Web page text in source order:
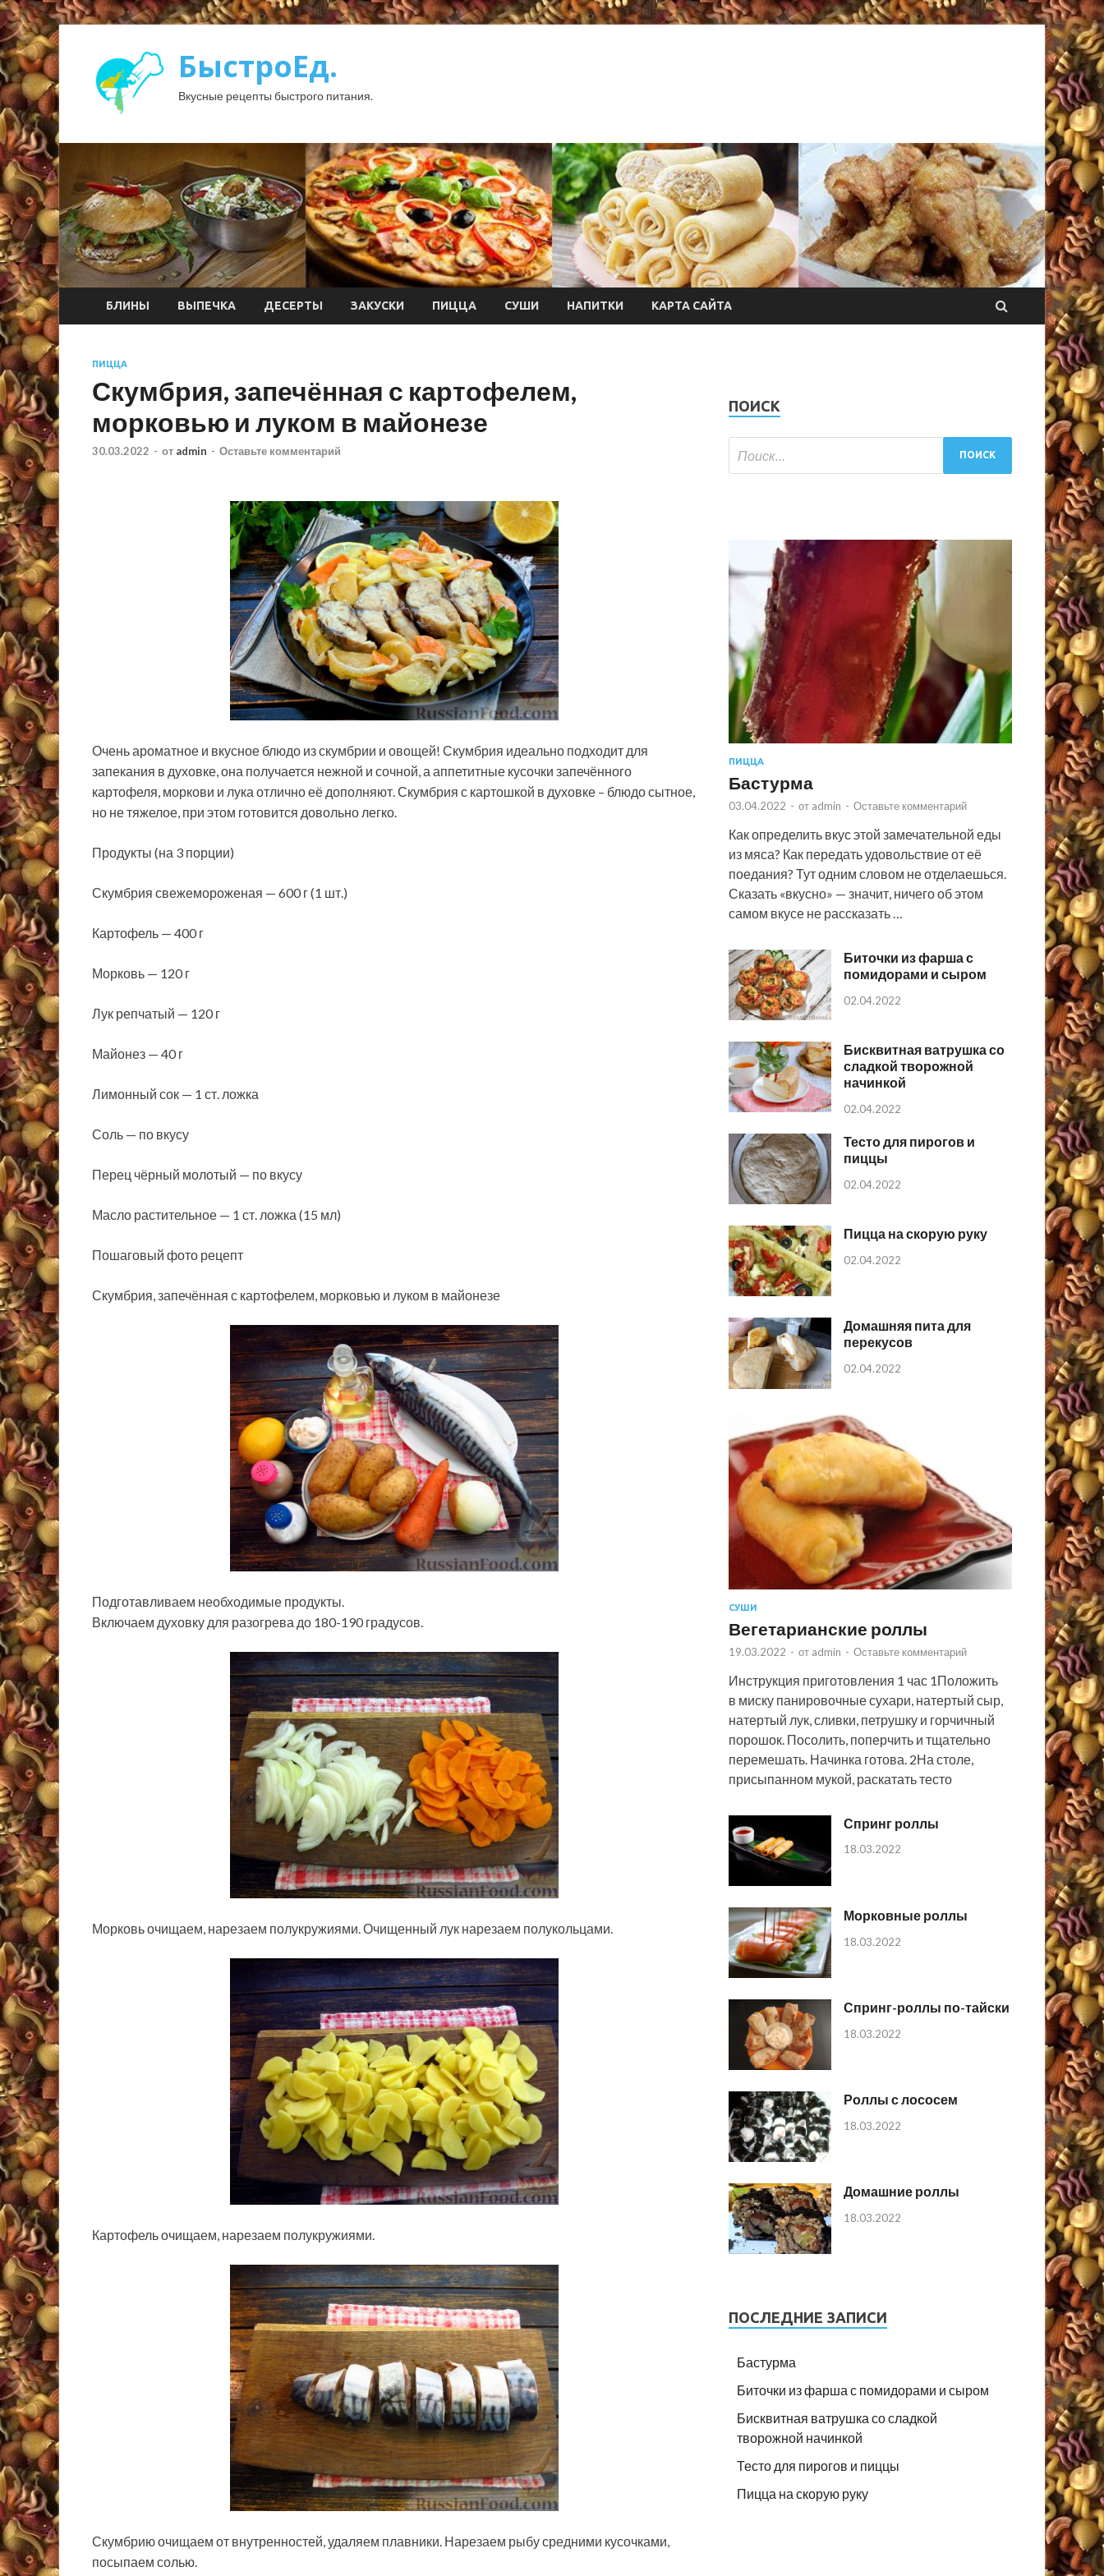
БыстроЕд.
Вкусные рецепты быстрого питания.
БЛИНЫ ВЫПЕЧКА ДЕСЕРТЫ ЗАКУСКИ ПИЦЦА СУШИ НАПИТКИ КАРТА САЙТА
ПИЦЦА
Скумбрия, запечённая с картофелем,
морковью и луком в майонезе
30.03.2022 - от admin - Оставьте комментарий
Очень ароматное и вкусное блюдо из скумбрии и овощей! Скумбрия идеально подходит для
запекания в духовке, она получается нежной и сочной, а аппетитные кусочки запечённого
картофеля, моркови и лука отлично её дополняют. Скумбрия с картошкой в духовке – блюдо сытное,
но нетяжелое, при этом готовится довольно легко.
Продукты (на 3 порции)
Скумбрия свежемороженая — 600 г (1 шт.)
Картофель — 400 г
Морковь — 120 г
Лук репчатый — 120 г
Майонез — 40 г
Лимонный сок — 1 ст. ложка
Соль — по вкусу
Перец чёрный молотый — по вкусу
Масло растительное — 1 ст. ложка (15 мл)
Пошаговый фото рецепт
Скумбрия, запечённая с картофелем, морковью и луком в майонезе
Подготавливаем необходимые продукты.
Включаем духовку для разогрева до 180-190 градусов.
Морковь очищаем, нарезаем полукружиями. Очищенный лук нарезаем полукольцами.
Картофель очищаем, нарезаем полукружиями.
Скумбрию очищаем от внутренностей, удаляем плавники. Нарезаем рыбу средними кусочками,
посыпаем солью.
ПОИСК
ПИЦЦА
Бастурма
03.04.2022 - от admin - Оставьте комментарий
Как определить вкус этой замечательной еды
из мяса? Как передать удовольствие от её
поедания? Тут одним словом не отделаешься.
Сказать «вкусно» — значит, ничего об этом
самом вкусе не рассказать …
Биточки из фарша с
помидорами и сыром
02.04.2022
Бисквитная ватрушка со
сладкой творожной
начинкой
02.04.2022
Тесто для пирогов и
пиццы
02.04.2022
Пицца на скорую руку
02.04.2022
Домашняя пита для
перекусов
02.04.2022
СУШИ
Вегетарианские роллы
19.03.2022 - от admin - Оставьте комментарий
Инструкция приготовления 1 час 1Положить
в миску панировочные сухари, натертый сыр,
натертый лук, сливки, петрушку и горчичный
порошок. Посолить, поперчить и тщательно
перемешать. Начинка готова. 2На столе,
присыпанном мукой, раскатать тесто
Спринг роллы
18.03.2022
Морковные роллы
18.03.2022
Спринг-роллы по-тайски
18.03.2022
Роллы с лососем
18.03.2022
Домашние роллы
18.03.2022
ПОСЛЕДНИЕ ЗАПИСИ
Бастурма
Биточки из фарша с помидорами и сыром
Бисквитная ватрушка со сладкой
творожной начинкой
Тесто для пирогов и пиццы
Пицца на скорую руку